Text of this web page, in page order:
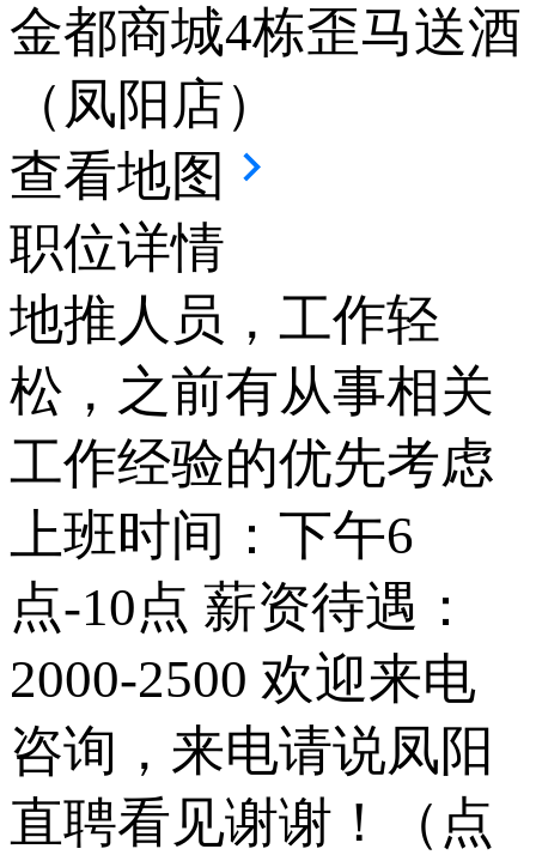
金都商城4栋歪马送酒
（凤阳店）
查看地图
职位详情
地推人员，工作轻
松，之前有从事相关
工作经验的优先考虑
上班时间：下午6
点-10点 薪资待遇：
2000-2500 欢迎来电
咨询，来电请说凤阳
直聘看见谢谢！（点